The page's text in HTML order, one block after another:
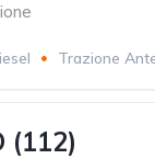
Trazione
(112)